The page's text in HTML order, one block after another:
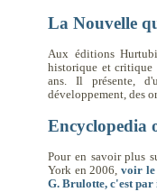
La Nouvelle
Aux éditions
historique et critique
ans. Il présente,
développement, des
Encyclopedia
Pour en savoir plus
York en 2006, voir le
G. Brulotte, c'est par